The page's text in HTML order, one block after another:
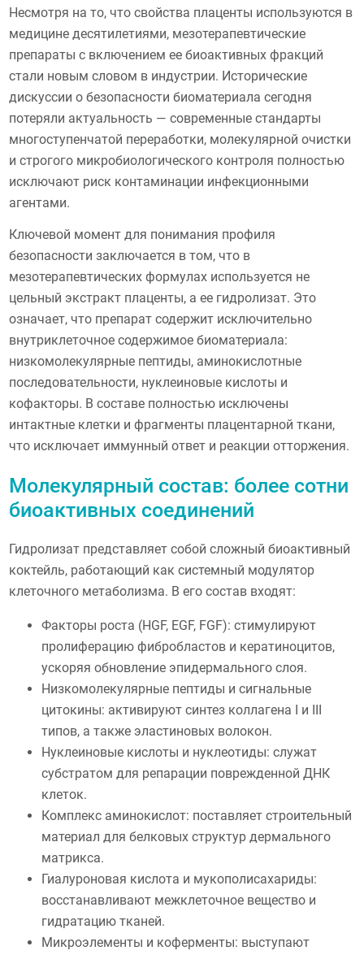
Несмотря на то, что свойства плаценты используются в
медицине десятилетиями, мезотерапевтические
препараты с включением ее биоактивных фракций
стали новым словом в индустрии. Исторические
дискуссии о безопасности биоматериала сегодня
потеряли актуальность — современные стандарты
многоступенчатой переработки, молекулярной очистки
и строгого микробиологического контроля полностью
исключают риск контаминации инфекционными
агентами.
Ключевой момент для понимания профиля
безопасности заключается в том, что в
мезотерапевтических формулах используется не
цельный экстракт плаценты, а ее гидролизат. Это
означает, что препарат содержит исключительно
внутриклеточное содержимое биоматериала:
низкомолекулярные пептиды, аминокислотные
последовательности, нуклеиновые кислоты и
кофакторы. В составе полностью исключены
интактные клетки и фрагменты плацентарной ткани,
что исключает иммунный ответ и реакции отторжения.
Молекулярный состав: более сотни
биоактивных соединений
Гидролизат представляет собой сложный биоактивный
коктейль, работающий как системный модулятор
клеточного метаболизма. В его состав входят:
Факторы роста (HGF, EGF, FGF): стимулируют
пролиферацию фибробластов и кератиноцитов,
ускоряя обновление эпидермального слоя.
Низкомолекулярные пептиды и сигнальные
цитокины: активируют синтез коллагена I и III
типов, а также эластиновых волокон.
Нуклеиновые кислоты и нуклеотиды: служат
субстратом для репарации поврежденной ДНК
клеток.
Комплекс аминокислот: поставляет строительный
материал для белковых структур дермального
матрикса.
Гиалуроновая кислота и мукополисахариды:
восстанавливают межклеточное вещество и
гидратацию тканей.
Микроэлементы и коферменты: выступают